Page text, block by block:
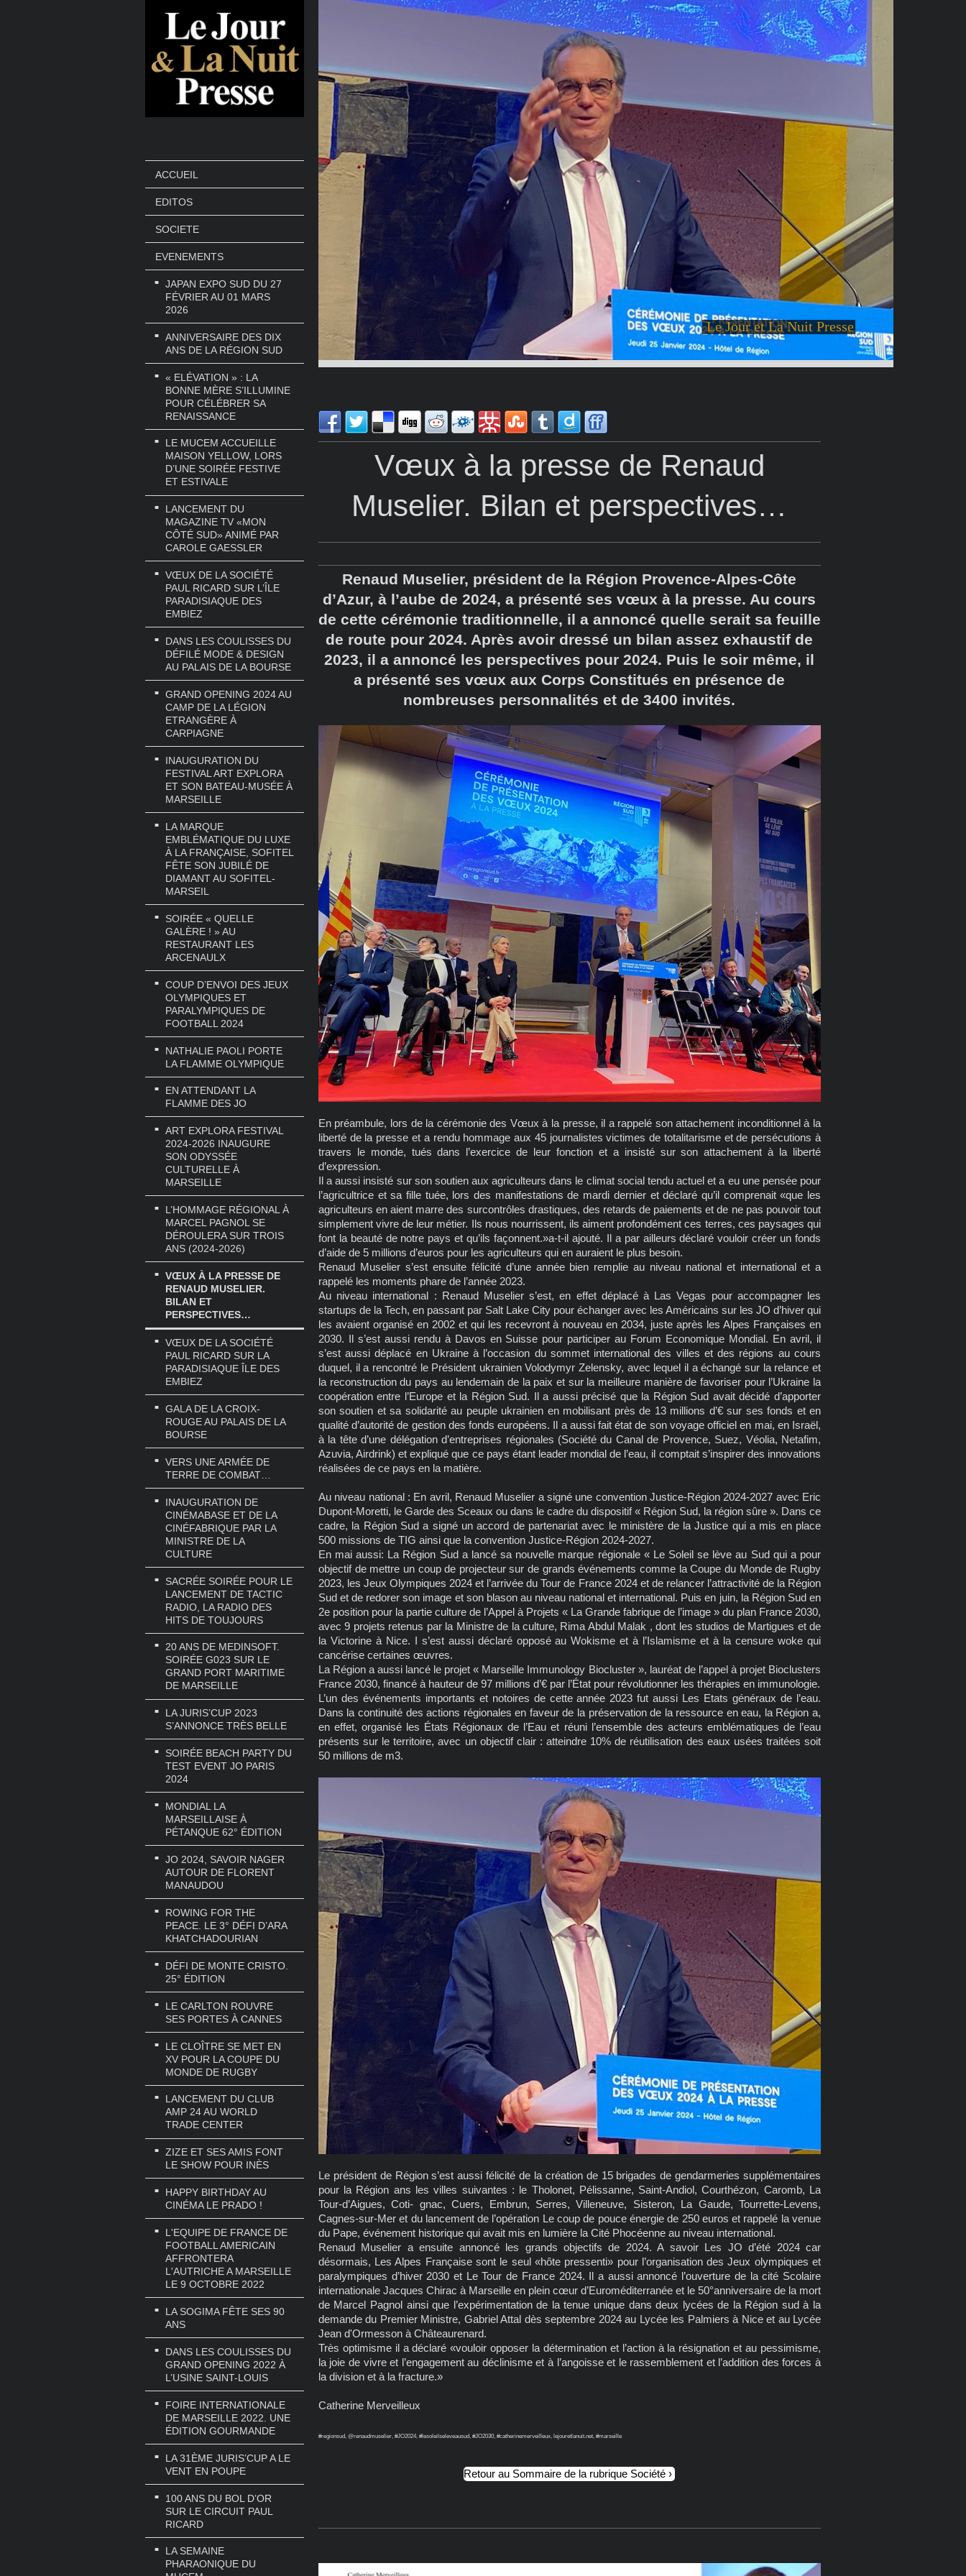
ACCUEIL
EDITOS
SOCIETE
EVENEMENTS
JAPAN EXPO SUD DU 27
FÉVRIER AU 01 MARS
2026
ANNIVERSAIRE DES DIX
ANS DE LA RÉGION SUD
« ELÉVATION » : LA
BONNE MÈRE S’ILLUMINE
POUR CÉLÉBRER SA
RENAISSANCE
LE MUCEM ACCUEILLE
MAISON YELLOW, LORS
D’UNE SOIRÉE FESTIVE
ET ESTIVALE
LANCEMENT DU
MAGAZINE TV «MON
CÔTÉ SUD» ANIMÉ PAR
CAROLE GAESSLER
VŒUX DE LA SOCIÉTÉ
PAUL RICARD SUR L’ÎLE
PARADISIAQUE DES
EMBIEZ
DANS LES COULISSES DU
DÉFILÉ MODE & DESIGN
AU PALAIS DE LA BOURSE
GRAND OPENING 2024 AU
CAMP DE LA LÉGION
ETRANGÈRE À
CARPIAGNE
INAUGURATION DU
FESTIVAL ART EXPLORA
ET SON BATEAU-MUSÉE À
MARSEILLE
LA MARQUE
EMBLÉMATIQUE DU LUXE
À LA FRANÇAISE, SOFITEL
FÊTE SON JUBILÉ DE
DIAMANT AU SOFITEL-
MARSEIL
SOIRÉE « QUELLE
GALÈRE ! » AU
RESTAURANT LES
ARCENAULX
COUP D’ENVOI DES JEUX
OLYMPIQUES ET
PARALYMPIQUES DE
FOOTBALL 2024
NATHALIE PAOLI PORTE
LA FLAMME OLYMPIQUE
EN ATTENDANT LA
FLAMME DES JO
ART EXPLORA FESTIVAL
2024-2026 INAUGURE
SON ODYSSÉE
CULTURELLE À
MARSEILLE
L’HOMMAGE RÉGIONAL À
MARCEL PAGNOL SE
DÉROULERA SUR TROIS
ANS (2024-2026)
VŒUX À LA PRESSE DE
RENAUD MUSELIER.
BILAN ET
PERSPECTIVES…
VŒUX DE LA SOCIÉTÉ
PAUL RICARD SUR LA
PARADISIAQUE ÎLE DES
EMBIEZ
GALA DE LA CROIX-
ROUGE AU PALAIS DE LA
BOURSE
VERS UNE ARMÉE DE
TERRE DE COMBAT…
INAUGURATION DE
CINÉMABASE ET DE LA
CINÉFABRIQUE PAR LA
MINISTRE DE LA
CULTURE
SACRÉE SOIRÉE POUR LE
LANCEMENT DE TACTIC
RADIO, LA RADIO DES
HITS DE TOUJOURS
20 ANS DE MEDINSOFT.
SOIRÉE G023 SUR LE
GRAND PORT MARITIME
DE MARSEILLE
LA JURIS’CUP 2023
S’ANNONCE TRÈS BELLE
SOIRÉE BEACH PARTY DU
TEST EVENT JO PARIS
2024
MONDIAL LA
MARSEILLAISE À
PÉTANQUE 62° ÉDITION
JO 2024, SAVOIR NAGER
AUTOUR DE FLORENT
MANAUDOU
ROWING FOR THE
PEACE. LE 3° DÉFI D’ARA
KHATCHADOURIAN
DÉFI DE MONTE CRISTO.
25° ÉDITION
LE CARLTON ROUVRE
SES PORTES À CANNES
LE CLOÎTRE SE MET EN
XV POUR LA COUPE DU
MONDE DE RUGBY
LANCEMENT DU CLUB
AMP 24 AU WORLD
TRADE CENTER
ZIZE ET SES AMIS FONT
LE SHOW POUR INÈS
HAPPY BIRTHDAY AU
CINÉMA LE PRADO !
L'EQUIPE DE FRANCE DE
FOOTBALL AMERICAIN
AFFRONTERA
L'AUTRICHE A MARSEILLE
LE 9 OCTOBRE 2022
LA SOGIMA FÊTE SES 90
ANS
DANS LES COULISSES DU
GRAND OPENING 2022 À
L’USINE SAINT-LOUIS
FOIRE INTERNATIONALE
DE MARSEILLE 2022. UNE
ÉDITION GOURMANDE
LA 31ÈME JURIS’CUP A LE
VENT EN POUPE
100 ANS DU BOL D’OR
SUR LE CIRCUIT PAUL
RICARD
LA SEMAINE
PHARAONIQUE DU
Le Jour et La Nuit Presse
Vœux à la presse de Renaud
Muselier. Bilan et perspectives…
Renaud Muselier, président de la Région Provence-Alpes-Côte
d’Azur, à l’aube de 2024, a présenté ses vœux à la presse. Au cours
de cette cérémonie traditionnelle, il a annoncé quelle serait sa feuille
de route pour 2024. Après avoir dressé un bilan assez exhaustif de
2023, il a annoncé les perspectives pour 2024. Puis le soir même, il
a présenté ses vœux aux Corps Constitués en présence de
nombreuses personnalités et de 3400 invités.
En préambule, lors de la cérémonie des Vœux à la presse, il a rappelé son attachement inconditionnel à la
liberté de la presse et a rendu hommage aux 45 journalistes victimes de totalitarisme et de persécutions à
travers le monde, tués dans l’exercice de leur fonction et a insisté sur son attachement à la liberté
d’expression.
Il a aussi insisté sur son soutien aux agriculteurs dans le climat social tendu actuel et a eu une pensée pour
l’agricultrice et sa fille tuée, lors des manifestations de mardi dernier et déclaré qu’il comprenait «que les
agriculteurs en aient marre des surcontrôles drastiques, des retards de paiements et de ne pas pouvoir tout
simplement vivre de leur métier. Ils nous nourrissent, ils aiment profondément ces terres, ces paysages qui
font la beauté de notre pays et qu’ils façonnent.»a-t-il ajouté. Il a par ailleurs déclaré vouloir créer un fonds
d’aide de 5 millions d’euros pour les agriculteurs qui en auraient le plus besoin.
Renaud Muselier s’est ensuite félicité d’une année bien remplie au niveau national et international et a
rappelé les moments phare de l’année 2023.
Au niveau international : Renaud Muselier s’est, en effet déplacé à Las Vegas pour accompagner les
startups de la Tech, en passant par Salt Lake City pour échanger avec les Américains sur les JO d’hiver qui
les avaient organisé en 2002 et qui les recevront à nouveau en 2034, juste après les Alpes Françaises en
2030. Il s’est aussi rendu à Davos en Suisse pour participer au Forum Economique Mondial. En avril, il
s’est aussi déplacé en Ukraine à l’occasion du sommet international des villes et des régions au cours
duquel, il a rencontré le Président ukrainien Volodymyr Zelensky, avec lequel il a échangé sur la relance et
la reconstruction du pays au lendemain de la paix et sur la meilleure manière de favoriser pour l’Ukraine la
coopération entre l’Europe et la Région Sud. Il a aussi précisé que la Région Sud avait décidé d’apporter
son soutien et sa solidarité au peuple ukrainien en mobilisant près de 13 millions d’€ sur ses fonds et en
qualité d’autorité de gestion des fonds européens. Il a aussi fait état de son voyage officiel en mai, en Israël,
à la tête d’une délégation d’entreprises régionales (Société du Canal de Provence, Suez, Véolia, Netafim,
Azuvia, Airdrink) et expliqué que ce pays étant leader mondial de l’eau, il comptait s’inspirer des innovations
réalisées de ce pays en la matière.
Au niveau national : En avril, Renaud Muselier a signé une convention Justice-Région 2024-2027 avec Eric
Dupont-Moretti, le Garde des Sceaux ou dans le cadre du dispositif « Région Sud, la région sûre ». Dans ce
cadre, la Région Sud a signé un accord de partenariat avec le ministère de la Justice qui a mis en place
500 missions de TIG ainsi que la convention Justice-Région 2024-2027.
En mai aussi: La Région Sud a lancé sa nouvelle marque régionale « Le Soleil se lève au Sud qui a pour
objectif de mettre un coup de projecteur sur de grands événements comme la Coupe du Monde de Rugby
2023, les Jeux Olympiques 2024 et l’arrivée du Tour de France 2024 et de relancer l’attractivité de la Région
Sud et de redorer son image et son blason au niveau national et international. Puis en juin, la Région Sud en
2e position pour la partie culture de l’Appel à Projets « La Grande fabrique de l’image » du plan France 2030,
avec 9 projets retenus par la Ministre de la culture, Rima Abdul Malak , dont les studios de Martigues et de
la Victorine à Nice. I s’est aussi déclaré opposé au Wokisme et à l’Islamisme et à la censure woke qui
cancérise certaines œuvres.
La Région a aussi lancé le projet « Marseille Immunology Biocluster », lauréat de l’appel à projet Bioclusters
France 2030, financé à hauteur de 97 millions d’€ par l’État pour révolutionner les thérapies en immunologie.
L’un des événements importants et notoires de cette année 2023 fut aussi Les Etats généraux de l’eau.
Dans la continuité des actions régionales en faveur de la préservation de la ressource en eau, la Région a,
en effet, organisé les États Régionaux de l’Eau et réuni l’ensemble des acteurs emblématiques de l’eau
présents sur le territoire, avec un objectif clair : atteindre 10% de réutilisation des eaux usées traitées soit
50 millions de m3.
Le président de Région s’est aussi félicité de la création de 15 brigades de gendarmeries supplémentaires
pour la Région ans les villes suivantes : le Tholonet, Pélissanne, Saint-Andiol, Courthézon, Caromb, La
Tour-d’Aigues, Coti- gnac, Cuers, Embrun, Serres, Villeneuve, Sisteron, La Gaude, Tourrette-Levens,
Cagnes-sur-Mer et du lancement de l’opération Le coup de pouce énergie de 250 euros et rappelé la venue
du Pape, événement historique qui avait mis en lumière la Cité Phocéenne au niveau international.
Renaud Muselier a ensuite annoncé les grands objectifs de 2024. A savoir Les JO d’été 2024 car
désormais, Les Alpes Française sont le seul «hôte pressenti» pour l’organisation des Jeux olympiques et
paralympiques d’hiver 2030 et Le Tour de France 2024. Il a aussi annoncé l’ouverture de la cité Scolaire
internationale Jacques Chirac à Marseille en plein cœur d’Euroméditerranée et le 50°anniversaire de la mort
de Marcel Pagnol ainsi que l’expérimentation de la tenue unique dans deux lycées de la Région sud à la
demande du Premier Ministre, Gabriel Attal dès septembre 2024 au Lycée les Palmiers à Nice et au Lycée
Jean d'Ormesson à Châteaurenard.
Très optimisme il a déclaré «vouloir opposer la détermination et l’action à la résignation et au pessimisme,
la joie de vivre et l’engagement au déclinisme et à l’angoisse et le rassemblement et l’addition des forces à
la division et à la fracture.»
Catherine Merveilleux
#regionsud, @renaudmuselier, #JO2024, #lesoleilseleveausud, #JO2030, #catherinemerveilleux, lejouretlanuit.net, #marseille
Retour au Sommaire de la rubrique Société